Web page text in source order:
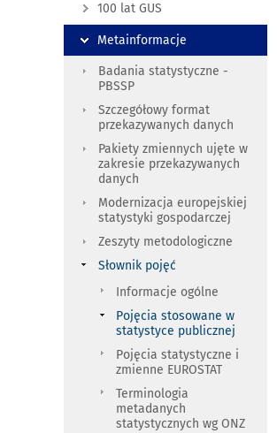
100 lat GUS
Metainformacje
Badania statystyczne -
PBSSP
Szczegółowy format
przekazywanych danych
Pakiety zmiennych ujęte w
zakresie przekazywanych
danych
Modernizacja europejskiej
statystyki gospodarczej
Zeszyty metodologiczne
Słownik pojęć
Informacje ogólne
Pojęcia stosowane w
statystyce publicznej
Pojęcia statystyczne i
zmienne EUROSTAT
Terminologia
metadanych
statystycznych wg ONZ